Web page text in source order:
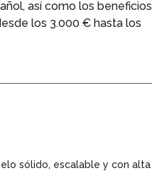
así como los beneficios
los 3.000 € hasta los
sólido, escalable y con alta